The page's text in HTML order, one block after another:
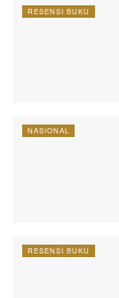
RESENSI BUKU
NASIONAL
RESENSI BUKU